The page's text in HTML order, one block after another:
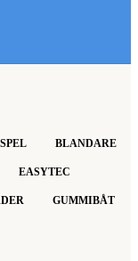
BLANDARE
EASYTEC
GUMMIBÅT